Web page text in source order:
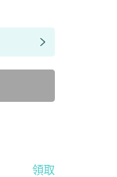
領取